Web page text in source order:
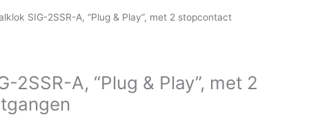
SIG-2SSR-A, “Plug & Play”, met 2 stopcontact
2SSR-A, “Plug & Play”, met 2